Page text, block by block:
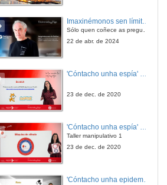
27 de xuño de 2019
28 de xuño de 2019
Sólo quen coñece as preguntas pode imaxinar novas respostas
22 de abr. de 2024
'Cóntacho unha espía' Reto
23 de dec. de 2020
Taller manipulativo 1
23 de dec. de 2020
'Cóntacho unha epidemióloga' Reto